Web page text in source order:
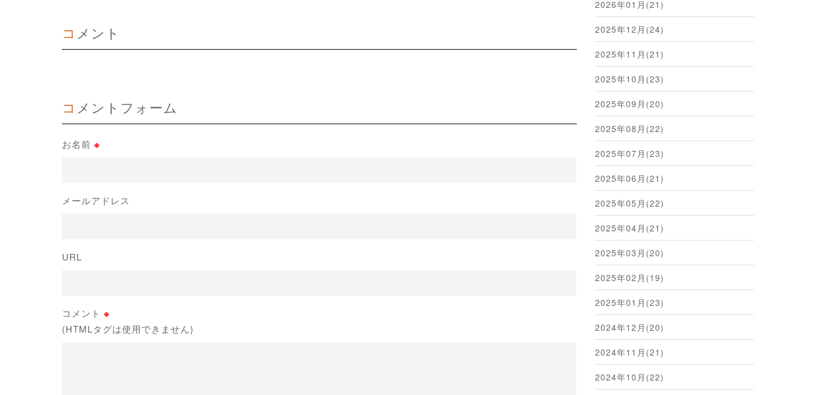
コメント
コメントフォーム
お名前 ※
メールアドレス
URL
コメント ※
(HTMLタグは使用できません)
2026年01月(21)
2025年12月(24)
2025年11月(21)
2025年10月(23)
2025年09月(20)
2025年08月(22)
2025年07月(23)
2025年06月(21)
2025年05月(22)
2025年04月(21)
2025年03月(20)
2025年02月(19)
2025年01月(23)
2024年12月(20)
2024年11月(21)
2024年10月(22)